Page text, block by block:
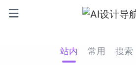
站内 常用 搜索